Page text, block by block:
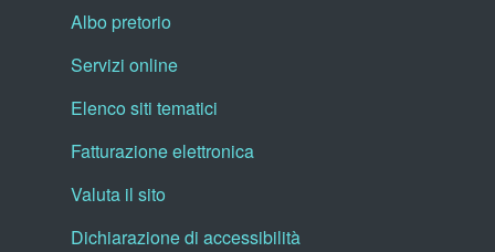
Albo pretorio
Servizi online
Elenco siti tematici
Fatturazione elettronica
Valuta il sito
Dichiarazione di accessibilità